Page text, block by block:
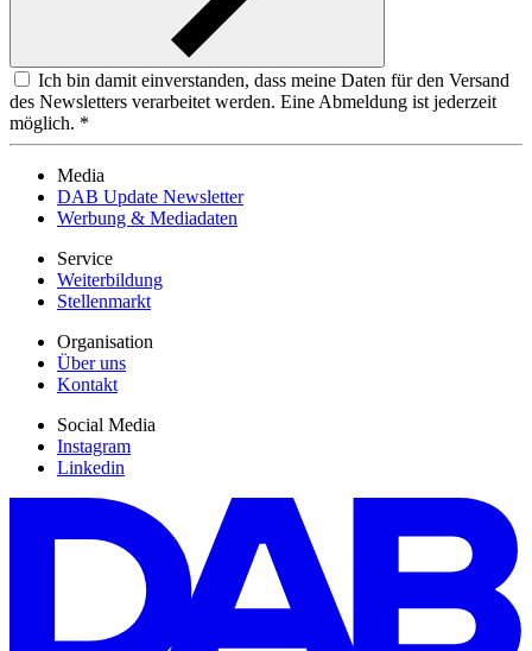
Ich bin damit einverstanden, dass meine Daten für den Versand
des Newsletters verarbeitet werden. Eine Abmeldung ist jederzeit
möglich. *
Media
DAB Update Newsletter
Werbung & Mediadaten
Service
Weiterbildung
Stellenmarkt
Organisation
Über uns
Kontakt
Social Media
Instagram
Linkedin